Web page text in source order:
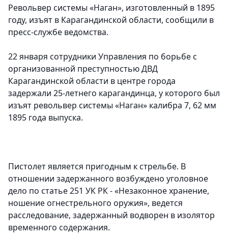
Револьвер системы «Наган», изготовленный в 1895
году, изъят в Карагандинской области, сообщили в
пресс-службе ведомства.
22 января сотрудники Управления по борьбе с
организованной преступностью ДВД
Карагандинской области в центре города
задержали 25-летнего карагандинца, у которого был
изъят револьвер системы «Наган» калибра 7, 62 мм
1895 года выпуска.
Пистолет является пригодным к стрельбе. В
отношении задержанного возбуждено уголовное
дело по статье 251 УК РК - «Незаконное хранение,
ношение огнестрельного оружия», ведется
расследование, задержанный водворен в изолятор
временного содержания.